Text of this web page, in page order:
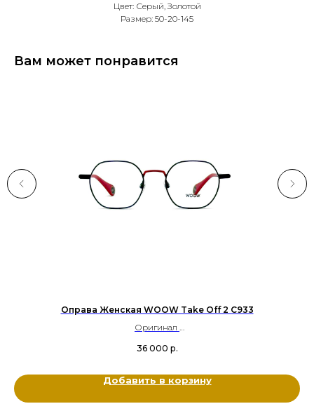
Цвет: Серый, Золотой
Размер: 50-20-145
Вам может понравится
Оправа Женская WOOW Take Off 2 C933
Оригинал
Цвет: Синий, Красный
36 000 р.
Добавить в корзину